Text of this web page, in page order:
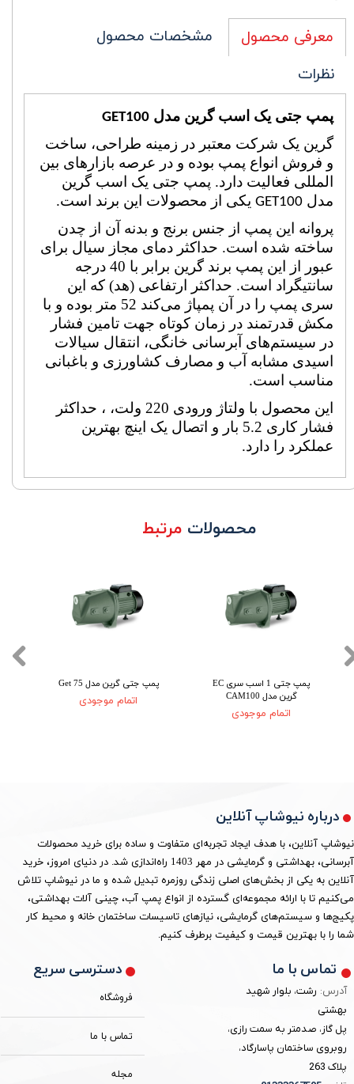
معرفی محصول
مشخصات محصول
نظرات
پمپ جتی یک اسب گرین مدل GET100
گرین یک شرکت معتبر در زمینه طراحی، ساخت
و فروش انواع پمپ بوده و در عرصه بازارهای بین
المللی فعالیت دارد. پمپ جتی یک اسب گرین
مدل GET100 یکی از محصولات این برند است.
پروانه این پمپ‌ از جنس برنج و بدنه آن از چدن
ساخته شده است. حداکثر دمای مجاز سیال برای
عبور از این پمپ برند گرین برابر با 40 درجه
سانتیگراد است. حداکثر ارتفاعی (هد) که این
سری پمپ را در آن پمپاژ می‌کند 52 متر بوده و با
مکش قدرتمند در زمان کوتاه جهت تامین فشار
در سیستم‌های آبرسانی خانگی، انتقال سیالات
اسیدی مشابه آب و مصارف کشاورزی و باغبانی
مناسب است.
این محصول با ولتاژ ورودی 220 ولت، ، حداکثر
فشار کاری 5.2 بار و اتصال یک اینچ بهترین
عملکرد را دارد.
پمپ جتی گرین مدل Get 75
اتمام موجودی
پمپ جتی 1 اسب سری EC
گرین مدل CAM100
اتمام موجودی
محصولات مرتبط
درباره نیوشاپ آنلاین
نیوشاپ آنلاین، با هدف ایجاد تجربه‌ای متفاوت و ساده برای خرید محصولات
آبرسانی، بهداشتی و گرمایشی در مهر 1403 راه‌اندازی شد. در دنیای امروز، خرید
آنلاین به یکی از بخش‌های اصلی زندگی روزمره تبدیل شده و ما در نیوشاپ تلاش
می‌کنیم تا با ارائه مجموعه‌ای گسترده از انواع پمپ آب، چینی آلات بهداشتی،
پکیج‌ها و سیستم‌های گرمایشی، نیازهای تاسیسات ساختمان خانه و محیط کار
شما را با بهترین قیمت و کیفیت برطرف کنیم.
دسترسی سریع
فروشگاه
تماس با ما
مجله
تماس با ما
آدرس: رشت، بلوار شهید
بهشتی
پل گاز، صدمتر به سمت رازی،
روبروی ساختمان پاسارگاد،
پلاک 263